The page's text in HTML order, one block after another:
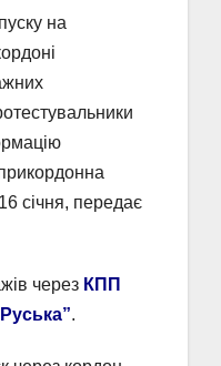
на
січня, передає
через КПП
.